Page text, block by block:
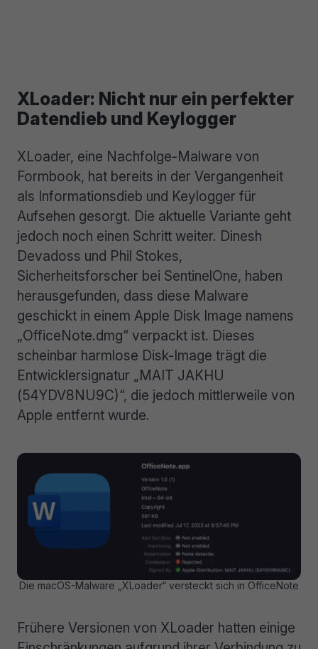
XLoader: Nicht nur ein perfekter
Datendieb und Keylogger
XLoader, eine Nachfolge-Malware von
Formbook, hat bereits in der Vergangenheit
als Informationsdieb und Keylogger für
Aufsehen gesorgt. Die aktuelle Variante geht
jedoch noch einen Schritt weiter. Dinesh
Devadoss und Phil Stokes,
Sicherheitsforscher bei SentinelOne, haben
herausgefunden, dass diese Malware
geschickt in einem Apple Disk Image namens
„OfficeNote.dmg“ verpackt ist. Dieses
scheinbar harmlose Disk-Image trägt die
Entwicklersignatur „MAIT JAKHU
(54YDV8NU9C)“, die jedoch mittlerweile von
Apple entfernt wurde.
Die macOS-Malware „XLoader“ versteckt sich in OfficeNote
Frühere Versionen von XLoader hatten einige